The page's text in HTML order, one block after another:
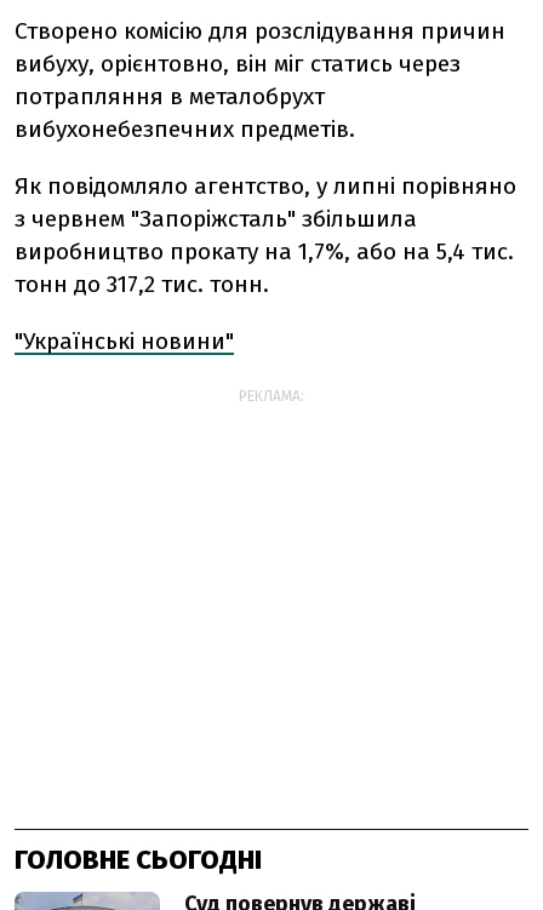
Створено комісію для розслідування причин
вибуху, орієнтовно, він міг статись через
потрапляння в металобрухт
вибухонебезпечних предметів.
Як повідомляло агентство, у липні порівняно
з червнем "Запоріжсталь" збільшила
виробництво прокату на 1,7%, або на 5,4 тис.
тонн до 317,2 тис. тонн.
"Українські новини"
РЕКЛАМА:
ГОЛОВНЕ СЬОГОДНІ
Суд повернув державі